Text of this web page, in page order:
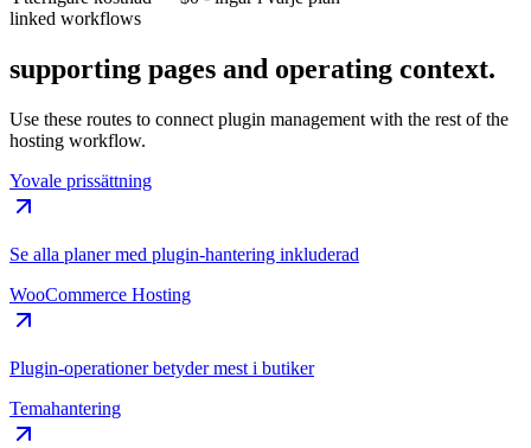
linked workflows
supporting pages and operating context.
Use these routes to connect plugin management with the rest of the
hosting workflow.
Yovale prissättning
Se alla planer med plugin-hantering inkluderad
WooCommerce Hosting
Plugin-operationer betyder mest i butiker
Temahantering